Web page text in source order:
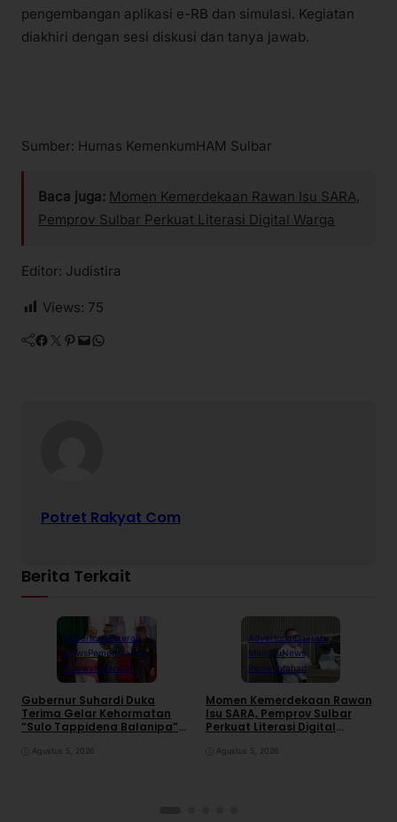
pengembangan aplikasi e-RB dan simulasi. Kegiatan
diakhiri dengan sesi diskusi dan tanya jawab.
Sumber: Humas KemenkumHAM Sulbar
Baca juga: Momen Kemerdekaan Rawan Isu SARA,
Pemprov Sulbar Perkuat Literasi Digital Warga
Editor: Judistira
Views: 75
Facebook Twitter Pinterest Mail WhatsApp
Potret Rakyat Com
Berita Terkait
AdvertorialDaerah
NewsPemerintahan
Polewali Mandar
Gubernur Suhardi Duka
Terima Gelar Kehormatan
“Sulo Tappidena Balanipa”
Balanipa
Agustus 5, 2026
AdvertorialDaerah
MamujuNews
Pemerintahan
Momen Kemerdekaan Rawan
Isu SARA, Pemprov Sulbar
Perkuat Literasi Digital
Agustus 5, 2026